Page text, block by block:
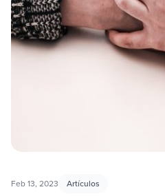
Feb 13, 2023 Artículos